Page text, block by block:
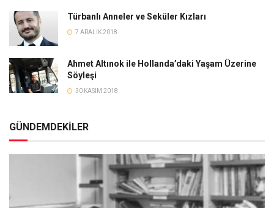
Türbanlı Anneler ve Seküler Kızları
7 ARALIK 2018
Ahmet Altınok ile Hollanda’daki Yaşam Üzerine
Söyleşi
30 KASIM 2018
GÜNDEMDEKİLER